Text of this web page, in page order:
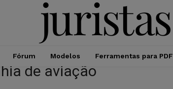
Fórum Modelos Ferramentas para PDF
de aviação